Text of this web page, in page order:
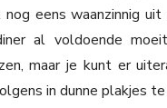
eens waanzinnig
al voldoende
maar je kunt er
in dunne plakjes te